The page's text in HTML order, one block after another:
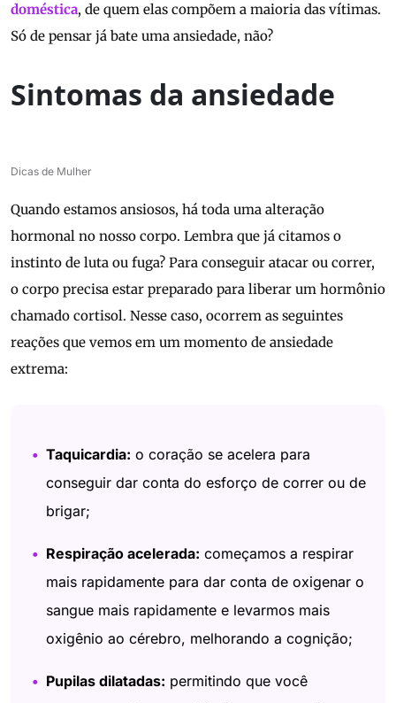
doméstica, de quem elas compõem a maioria das vítimas.
Só de pensar já bate uma ansiedade, não?
Sintomas da ansiedade
Dicas de Mulher
Quando estamos ansiosos, há toda uma alteração
hormonal no nosso corpo. Lembra que já citamos o
instinto de luta ou fuga? Para conseguir atacar ou correr,
o corpo precisa estar preparado para liberar um hormônio
chamado cortisol. Nesse caso, ocorrem as seguintes
reações que vemos em um momento de ansiedade
extrema:
Taquicardia: o coração se acelera para
conseguir dar conta do esforço de correr ou de
brigar;
Respiração acelerada: começamos a respirar
mais rapidamente para dar conta de oxigenar o
sangue mais rapidamente e levarmos mais
oxigênio ao cérebro, melhorando a cognição;
Pupilas dilatadas: permitindo que você